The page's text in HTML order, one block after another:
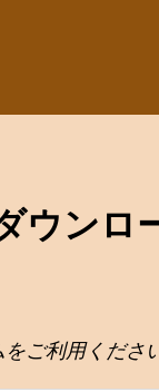
ウンロ
ご利用ください